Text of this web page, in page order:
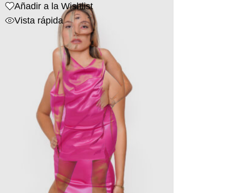
Añadir a la Wishlist
Vista rápida